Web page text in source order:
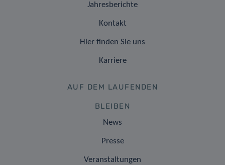
Jahresberichte
Kontakt
Hier finden Sie uns
Karriere
AUF DEM LAUFENDEN
BLEIBEN
News
Presse
Veranstaltungen